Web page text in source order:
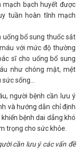
mạch bạch huyết được
tuần hoàn tĩnh mạch
uống bổ sung thuốc sắt
với mức độ thường
sĩ cho uống bổ sung
như chóng mặt, mệt
sức sống…
người bệnh cần lưu ý
và hướng dẫn chỉ định
bệnh dai dẳng khó
trọng cho sức khỏe.
cần lưu ý các vấn đề